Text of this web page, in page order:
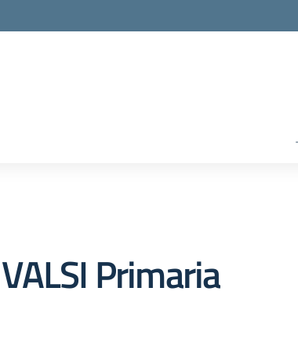
Primaria